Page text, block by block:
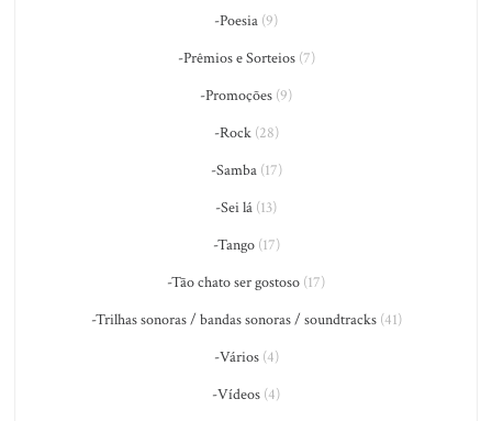
-Poesia (9)
-Prêmios e Sorteios(7)
-Promoções (9)
-Rock(28)
-Samba(17)
-Sei lá (13)
-Tango(17)
-Tão chato ser gostoso (17)
-Trilhas sonoras / bandas sonoras / soundtracks(41)
-Vários(4)
-Vídeos (4)